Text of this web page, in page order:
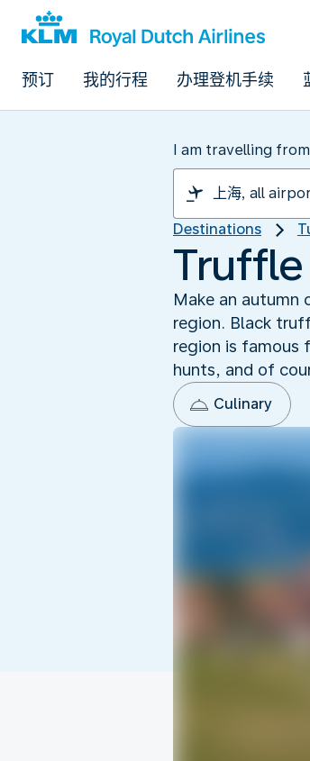
预订 我的行程 办理登机手续
I am travelling from
Destinations
Make an
region. Black
region is
hunts, and of
Culinary